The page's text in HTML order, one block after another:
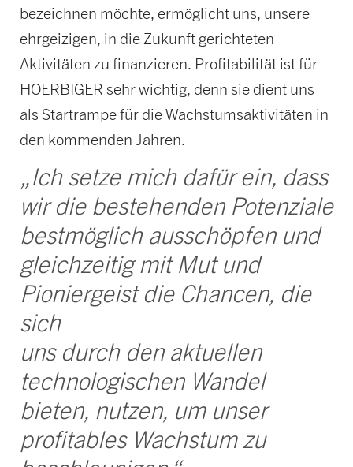
bezeichnen möchte, ermöglicht uns, unsere
ehrgeizigen, in die Zukunft gerichteten
Aktivitäten zu finanzieren. Profitabilität ist für
HOERBIGER sehr wichtig, denn sie dient uns
als Startrampe für die Wachstumsaktivitäten in
den kommenden Jahren.
„Ich setze mich dafür ein, dass
wir die bestehenden Potenziale
bestmöglich ausschöpfen und
gleichzeitig mit Mut und
Pioniergeist die Chancen, die
sich
uns durch den aktuellen
technologischen Wandel
bieten, nutzen, um unser
profitables Wachstum zu